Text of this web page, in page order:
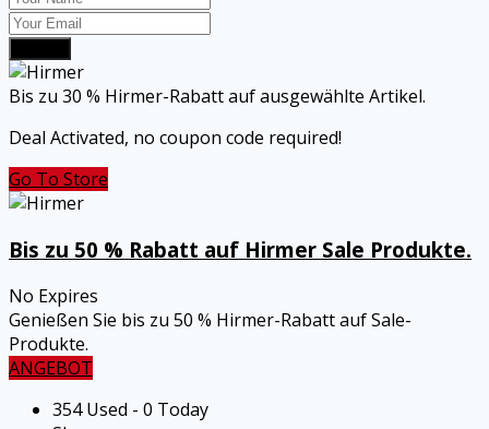
Bis zu 30 % Hirmer-Rabatt auf ausgewählte Artikel.
Deal Activated, no coupon code required!
Go To Store
Bis zu 50 % Rabatt auf Hirmer Sale Produkte.
No Expires
Genießen Sie bis zu 50 % Hirmer-Rabatt auf Sale-
Produkte.
ANGEBOT
354 Used - 0 Today